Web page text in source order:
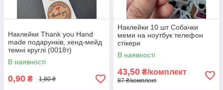
Наклейки Thank you Hand
made подарунків, хенд-мейд
темні круглі (0018т)
В наявності
0,90 ₴ 1,80 ₴
Наклейки 10 шт Собачки
меми на ноутбук телефон
стікери
В наявності
43,50 ₴/комплект
87 ₴/комплект